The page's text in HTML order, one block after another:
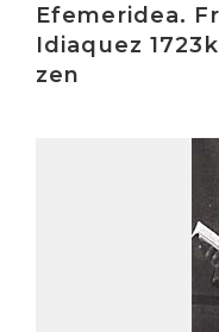
Efemeridea.
Idiaquez
zen